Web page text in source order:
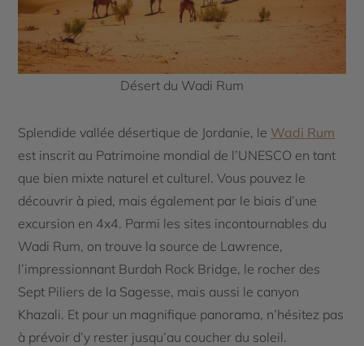
Désert du Wadi Rum
Splendide vallée désertique de Jordanie, le Wadi Rum
est inscrit au Patrimoine mondial de l’UNESCO en tant
que bien mixte naturel et culturel. Vous pouvez le
découvrir à pied, mais également par le biais d’une
excursion en 4x4. Parmi les sites incontournables du
Wadi Rum, on trouve la source de Lawrence,
l’impressionnant Burdah Rock Bridge, le rocher des
Sept Piliers de la Sagesse, mais aussi le canyon
Khazali. Et pour un magnifique panorama, n’hésitez pas
à prévoir d’y rester jusqu’au coucher du soleil.